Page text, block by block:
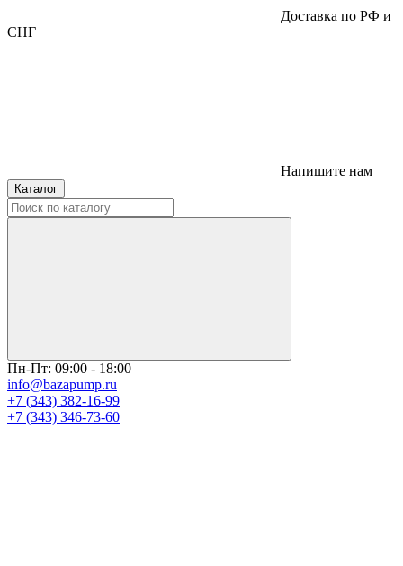
Доставка по РФ и
СНГ
Напишите нам
Каталог
Пн-Пт: 09:00 - 18:00
info@bazapump.ru
+7 (343) 382-16-99
+7 (343) 346-73-‬60